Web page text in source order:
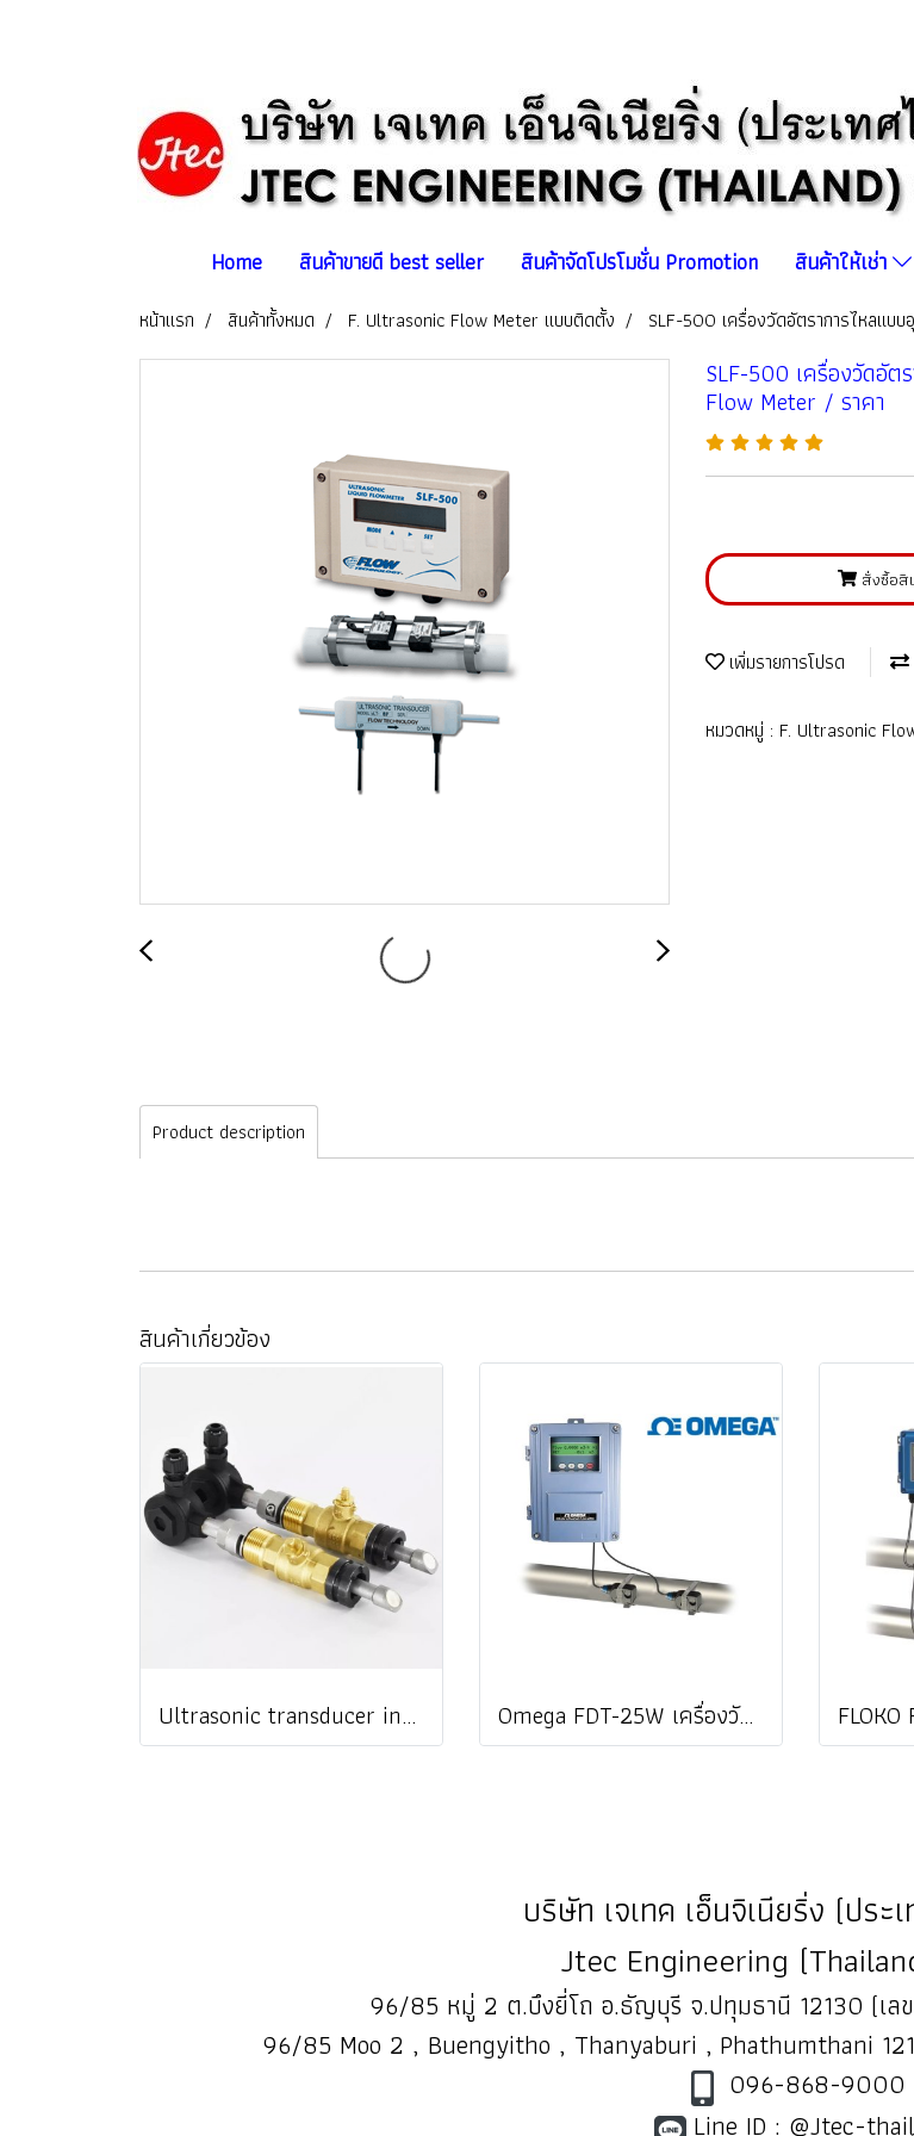
Home สินค้าขายดี best seller สินค้าจัดโปรโมชั่น Promotion สินค้าให้เช่า
หน้าแรก สินค้าทั้งหมด F. Ultrasonic Flow Meter แบบติดตั้ง SLF-500 เครื่องวัดอัตราการไหลแ
SLF-500 เครื่องวัดอั
Flow Meter / ราคา
สั่งซื้อสิ
เพิ่มรายการโปรด
หมวดหมู่ : F. Ultrasonic
Product description
สินค้าเกี่ยวข้อง
Ultrasonic transducer insertion type รุ่น TC-1 @ ราคา Omega FDT-25W เครื่องวัดอัตราการไหลของเหลว แบบอุลตร้าโซนิคชนิดรัดท่อ Wall Mount Ultrasonic Clamp On Flow Meter @ ราคา
บริษัท เจเทค เอ็นจิเนียริ่ง (ประ
Jtec Engineering
96/85 หมู่ 2 ต.บึงยี่โถ อ.ธัญบุรี จ.ปทุมธานี 12130 (เล
96/85 Moo 2 , Buengyitho , Thanyaburi , Phathumthani
096-868-9000
Line ID : @Jtec-